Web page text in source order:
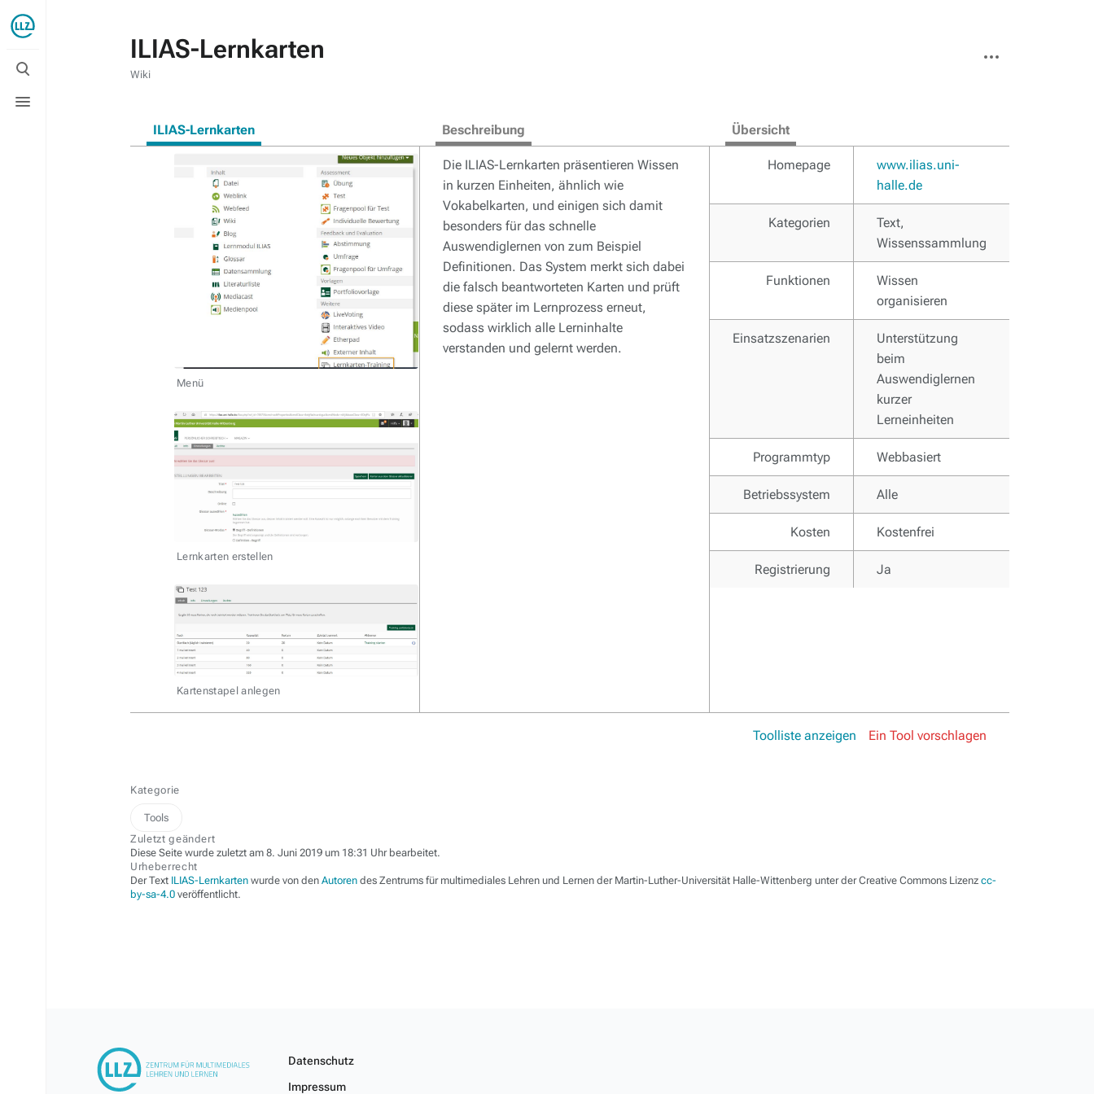
Suche
umschalten
umschalten
ILIAS-Lernkarten
Wiki
Aktionen
ILIAS-Lernkarten Beschreibung Übersicht
Menü
Lernkarten erstellen
Kartenstapel anlegen
Die ILIAS-Lernkarten präsentieren Wissen
in kurzen Einheiten, ähnlich wie
Vokabelkarten, und einigen sich damit
besonders für das schnelle
Auswendiglernen von zum Beispiel
Definitionen. Das System merkt sich dabei
die falsch beantworteten Karten und prüft
diese später im Lernprozess erneut,
sodass wirklich alle Lerninhalte
verstanden und gelernt werden.
Homepage
www.ilias.uni-
halle.de
Kategorien
Text,
Wissenssammlung
Funktionen
Wissen
organisieren
Einsatzszenarien
Unterstützung
beim
Auswendiglernen
kurzer
Lerneinheiten
Programmtyp Webbasiert
Betriebssystem Alle
Kosten Kostenfrei
Registrierung Ja
Toolliste anzeigen Ein Tool vorschlagen
Kategorie
Tools
Zuletzt geändert
Diese Seite wurde zuletzt am 8. Juni 2019 um 18:31 Uhr bearbeitet.
Urheberrecht
Der Text ILIAS-Lernkarten wurde von den Autoren des Zentrums für multimediales Lehren und Lernen der Martin-Luther-Universität Halle-Wittenberg unter der Creative Commons Lizenz cc-
by-sa-4.0 veröffentlicht.
Datenschutz
Impressum